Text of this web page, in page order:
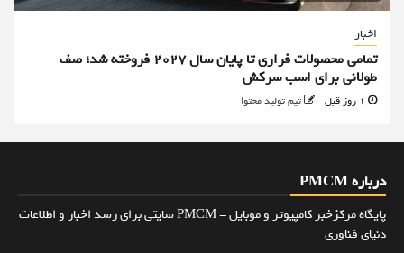
اخبار
تمامی محصولات فراری تا پایان سال ۲۰۲۷ فروخته شد؛ صف
طولانی برای اسب سرکش
تیم تولید محتوا
درباره PMCM
پایگاه مرکزخبر کامپیوتر و موبایل - PMCM سایتی برای رسد اخبار و اطلاعات
دنیای فناوری